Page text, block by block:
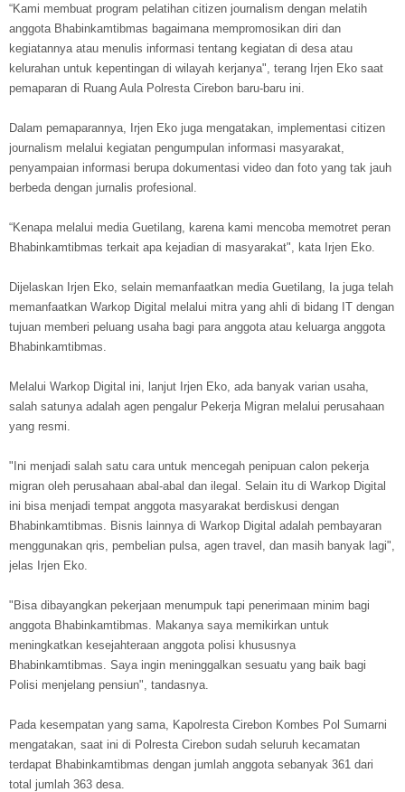
“Kami membuat program pelatihan citizen journalism dengan melatih
anggota Bhabinkamtibmas bagaimana mempromosikan diri dan
kegiatannya atau menulis informasi tentang kegiatan di desa atau
kelurahan untuk kepentingan di wilayah kerjanya", terang Irjen Eko saat
pemaparan di Ruang Aula Polresta Cirebon baru-baru ini.
Dalam pemaparannya, Irjen Eko juga mengatakan, implementasi citizen
journalism melalui kegiatan pengumpulan informasi masyarakat,
penyampaian informasi berupa dokumentasi video dan foto yang tak jauh
berbeda dengan jurnalis profesional.
“Kenapa melalui media Guetilang, karena kami mencoba memotret peran
Bhabinkamtibmas terkait apa kejadian di masyarakat", kata Irjen Eko.
Dijelaskan Irjen Eko, selain memanfaatkan media Guetilang, Ia juga telah
memanfaatkan Warkop Digital melalui mitra yang ahli di bidang IT dengan
tujuan memberi peluang usaha bagi para anggota atau keluarga anggota
Bhabinkamtibmas.
Melalui Warkop Digital ini, lanjut Irjen Eko, ada banyak varian usaha,
salah satunya adalah agen pengalur Pekerja Migran melalui perusahaan
yang resmi.
"Ini menjadi salah satu cara untuk mencegah penipuan calon pekerja
migran oleh perusahaan abal-abal dan ilegal. Selain itu di Warkop Digital
ini bisa menjadi tempat anggota masyarakat berdiskusi dengan
Bhabinkamtibmas. Bisnis lainnya di Warkop Digital adalah pembayaran
menggunakan qris, pembelian pulsa, agen travel, dan masih banyak lagi",
jelas Irjen Eko.
"Bisa dibayangkan pekerjaan menumpuk tapi penerimaan minim bagi
anggota Bhabinkamtibmas. Makanya saya memikirkan untuk
meningkatkan kesejahteraan anggota polisi khususnya
Bhabinkamtibmas. Saya ingin meninggalkan sesuatu yang baik bagi
Polisi menjelang pensiun", tandasnya.
Pada kesempatan yang sama, Kapolresta Cirebon Kombes Pol Sumarni
mengatakan, saat ini di Polresta Cirebon sudah seluruh kecamatan
terdapat Bhabinkamtibmas dengan jumlah anggota sebanyak 361 dari
total jumlah 363 desa.